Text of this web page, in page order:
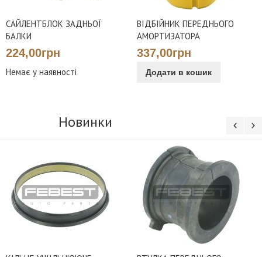
САЙЛЕНТБЛОК ЗАДНЬОЇ
БАЛКИ
224,00грн
Немає у наявності
ВІДБІЙНИК ПЕРЕДНЬОГО
АМОРТИЗАТОРА
337,00грн
Додати в кошик
Новинки